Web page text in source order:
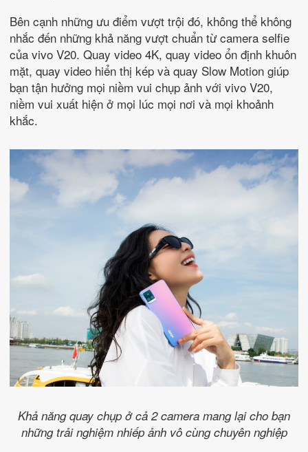
Bên cạnh những ưu điểm vượt trội đó, không thể không
nhắc đến những khả năng vượt chuẩn từ camera selfie
của vivo V20. Quay video 4K, quay video ổn định khuôn
mặt, quay video hiển thị kép và quay Slow Motion giúp
bạn tận hưởng mọi niềm vui chụp ảnh với vivo V20,
niềm vui xuất hiện ở mọi lúc mọi nơi và mọi khoảnh
khắc.
Khả năng quay chụp ở cả 2 camera mang lại cho bạn
những trải nghiệm nhiếp ảnh vô cùng chuyên nghiệp